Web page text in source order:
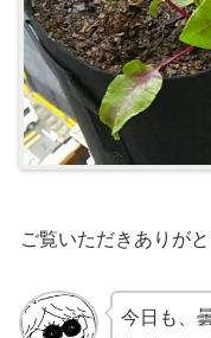
ご覧いただきありがと
今日も、